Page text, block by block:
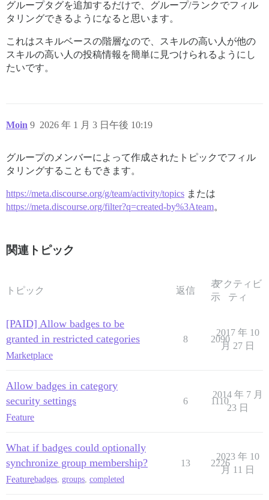
グループタグを追加するだけで、グループ/ランクでフィル
タリングできるようになると思います。
これはスキルベースの階層なので、スキルの高い人が他の
スキルの高い人の投稿情報を簡単に見つけられるようにし
たいです。
Moin 2026 年 1 月 3 日午後 10:19
9
グループのメンバーによって作成されたトピックでフィル
タリングすることもできます。
https://meta.discourse.org/g/team/activity/topics または
https://meta.discourse.org/filter?q=created-by%3Ateam。
関連トピック
トピック 返信
表
示
アクティビ
ティ
[PAID] Allow badges to be
granted in restricted categories
Marketplace
8 2090
2017 年 10
月 27 日
Allow badges in category
security settings
Feature
6 1110
2014 年 7 月
23 日
What if badges could optionally
synchronize group membership?
Featurebadges, groups, completed
13 2226
2023 年 10
月 11 日